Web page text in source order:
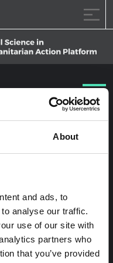
About
and ads, to
analyse our traffic.
use of our site with
partners who
that you’ve provided
٤٧_٣٦٩أ٨٤٣٨
نشر على2017.1.24
(2017.1.24)